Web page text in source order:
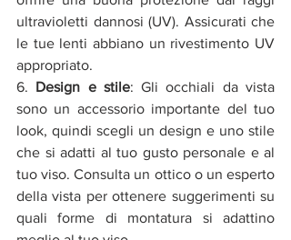
ultravioletti dannosi (UV). Assicurati che
le tue lenti abbiano un rivestimento UV
appropriato.
6. Design e stile: Gli occhiali da vista
sono un accessorio importante del tuo
look, quindi scegli un design e uno stile
che si adatti al tuo gusto personale e al
tuo viso. Consulta un ottico o un esperto
della vista per ottenere suggerimenti su
quali forme di montatura si adattino